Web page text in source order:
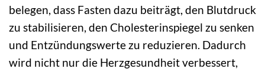
belegen, dass Fasten dazu beiträgt, den Blutdruck
zu stabilisieren, den Cholesterinspiegel zu senken
und Entzündungswerte zu reduzieren. Dadurch
wird nicht nur die Herzgesundheit verbessert,